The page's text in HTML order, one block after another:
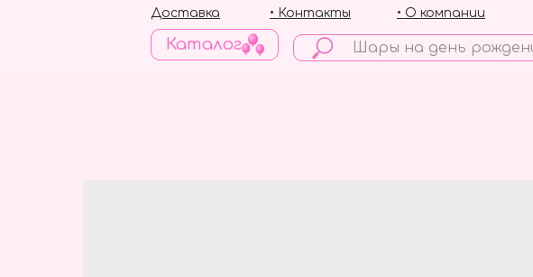
Каталог
• О компании
• Контакты
Доставка